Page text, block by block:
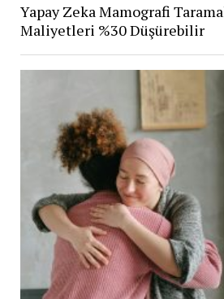
Yapay Zeka Mamografi
Maliyetleri %30 Düşürebilir